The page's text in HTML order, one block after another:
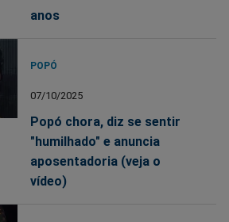
anos
POPÓ
07/10/2025
Popó chora, diz se sentir
"humilhado" e anuncia
aposentadoria (veja o
vídeo)